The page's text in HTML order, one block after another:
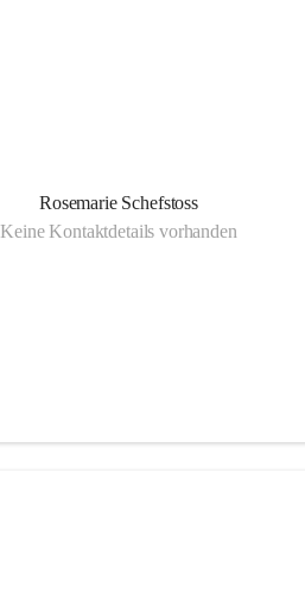
Rosemarie Schefstoss
Keine Kontaktdetails vorhanden